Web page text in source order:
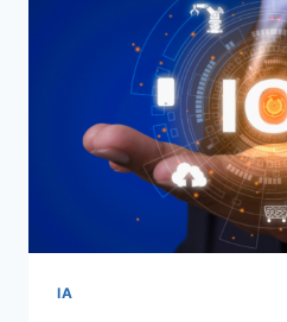
IA